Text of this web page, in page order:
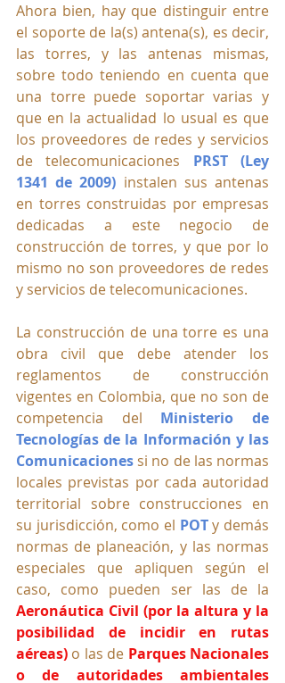
Ahora bien, hay que distinguir entre
el soporte de la(s) antena(s), es decir,
las torres, y las antenas mismas,
sobre todo teniendo en cuenta que
una torre puede soportar varias y
que en la actualidad lo usual es que
los proveedores de redes y servicios
de telecomunicaciones PRST (Ley
1341 de 2009) instalen sus antenas
en torres construidas por empresas
dedicadas a este negocio de
construcción de torres, y que por lo
mismo no son proveedores de redes
y servicios de telecomunicaciones.
La construcción de una torre es una
obra civil que debe atender los
reglamentos de construcción
vigentes en Colombia, que no son de
competencia del Ministerio de
Tecnologías de la Información y las
Comunicaciones si no de las normas
locales previstas por cada autoridad
territorial sobre construcciones en
su jurisdicción, como el POT y demás
normas de planeación, y las normas
especiales que apliquen según el
Aeronáutica Civil (por la altura y la
posibilidad de incidir en rutas
aéreas) o las de Parques Nacionales
o de autoridades ambientales